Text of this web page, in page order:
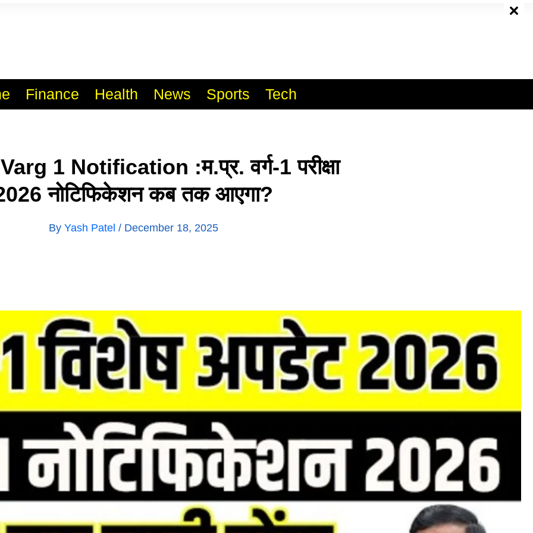
Finance Health News Sports Tech
1 Notification :म.प्र. वर्ग-1 परीक्षा
नोटिफिकेशन कब तक आएगा?
By Yash Patel / December 18, 2025